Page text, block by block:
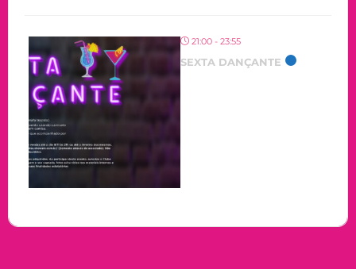
21:00 - 23:55
SEXTA DANÇANTE